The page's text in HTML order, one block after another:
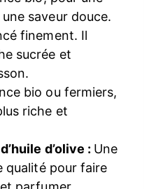
saveur douce.
finement. Il
sucrée et
bio ou fermiers,
riche et
d’olive : Une
qualité pour faire